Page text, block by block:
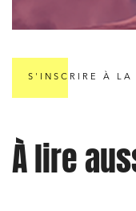
S'INSCRIRE À LA
À lire
Banque